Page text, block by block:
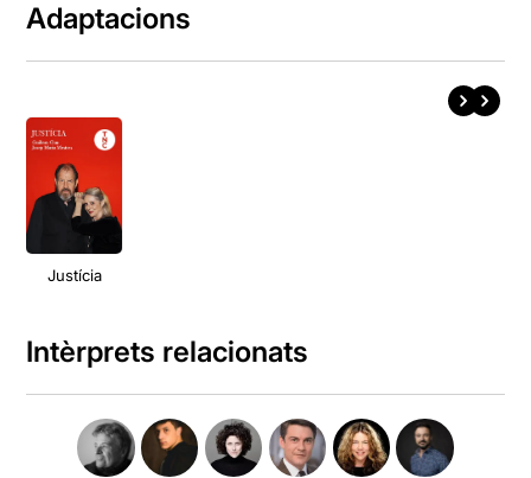
Adaptacions
Justícia
Intèrprets relacionats